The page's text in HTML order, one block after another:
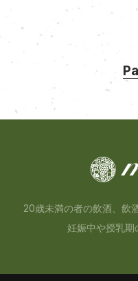
20歳未満の者の飲酒、飲
妊娠中や授乳期